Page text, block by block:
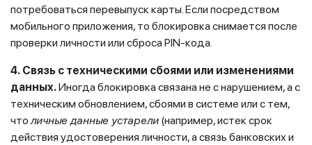
потребоваться перевыпуск карты. Если посредством
мобильного приложения, то блокировка снимается после
проверки личности или сброса PIN-кода.
4. Связь с техническими сбоями или изменениями
данных.Иногда блокировка связана не с нарушением, а с
техническим обновлением, сбоями в системе или с тем,
чтоличные данные устарели (например, истек срок
действия удостоверения личности, а связь банковских и